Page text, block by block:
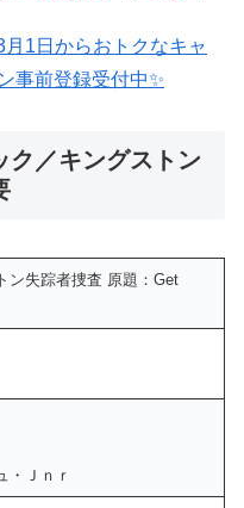
1日からおトクなキャ
事前登録受付中✨
ク／キングストン
ン失踪者捜査 原題：Get
・Ｊｎｒ